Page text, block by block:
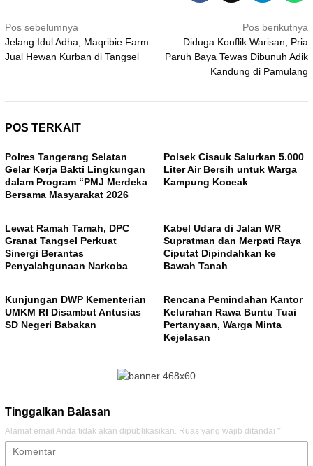
Navigasi
pos
Pos sebelumnya
Jelang Idul Adha, Maqribie Farm
Jual Hewan Kurban di Tangsel
Pos berikutnya
Diduga Konflik Warisan, Pria
Paruh Baya Tewas Dibunuh Adik
Kandung di Pamulang
POS TERKAIT
Polres Tangerang Selatan
Gelar Kerja Bakti Lingkungan
dalam Program “PMJ Merdeka
Bersama Masyarakat 2026
Polsek Cisauk Salurkan 5.000
Liter Air Bersih untuk Warga
Kampung Koceak
Lewat Ramah Tamah, DPC
Granat Tangsel Perkuat
Sinergi Berantas
Penyalahgunaan Narkoba
Kabel Udara di Jalan WR
Supratman dan Merpati Raya
Ciputat Dipindahkan ke
Bawah Tanah
Kunjungan DWP Kementerian
UMKM RI Disambut Antusias
SD Negeri Babakan
Rencana Pemindahan Kantor
Kelurahan Rawa Buntu Tuai
Pertanyaan, Warga Minta
Kejelasan
Tinggalkan Balasan
Alamat email Anda tidak akan dipublikasikan. Ruas yang wajib ditandai *